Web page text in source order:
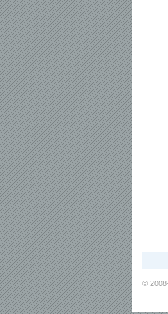
©